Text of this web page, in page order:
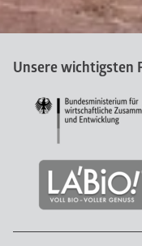
Unsere wichtigsten